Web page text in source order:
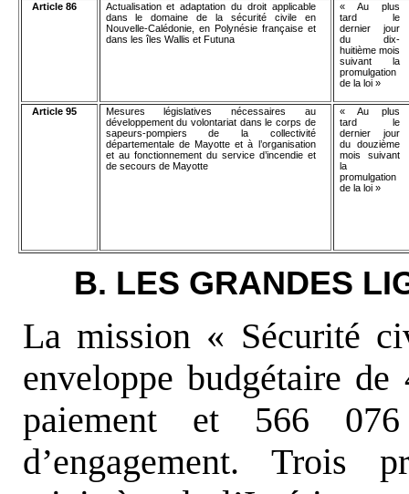
Article 86
Actualisation et adaptation du droit applicable
dans le domaine de la sécurité civile en
Nouvelle-Calédonie, en Polynésie française et
dans les îles Wallis et Futuna
« Au plus
tard le
dernier jour
du dix-
huitième mois
suivant la
promulgation
de la loi »
Article 95
Mesures législatives nécessaires au
développement du volontariat dans le corps de
sapeurs-pompiers de la collectivité
départementale de Mayotte et à l’organisation
et au fonctionnement du service d’incendie et
de secours de Mayotte
« Au plus
tard le
dernier jour
du douzième
mois suivant
la
promulgation
de la loi »
B. LES GRANDES
La mission « Sécurité
enveloppe budgétaire
paiement et 566
d’engagement. Trois